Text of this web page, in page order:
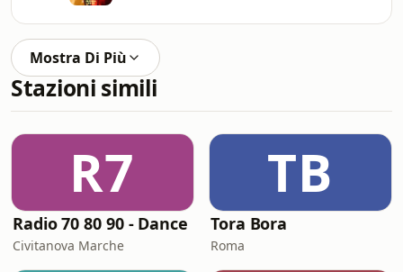
Mostra Di Più
Stazioni simili
R7
Radio 70 80 90 - Dance
Civitanova Marche
TB
Tora Bora
Roma